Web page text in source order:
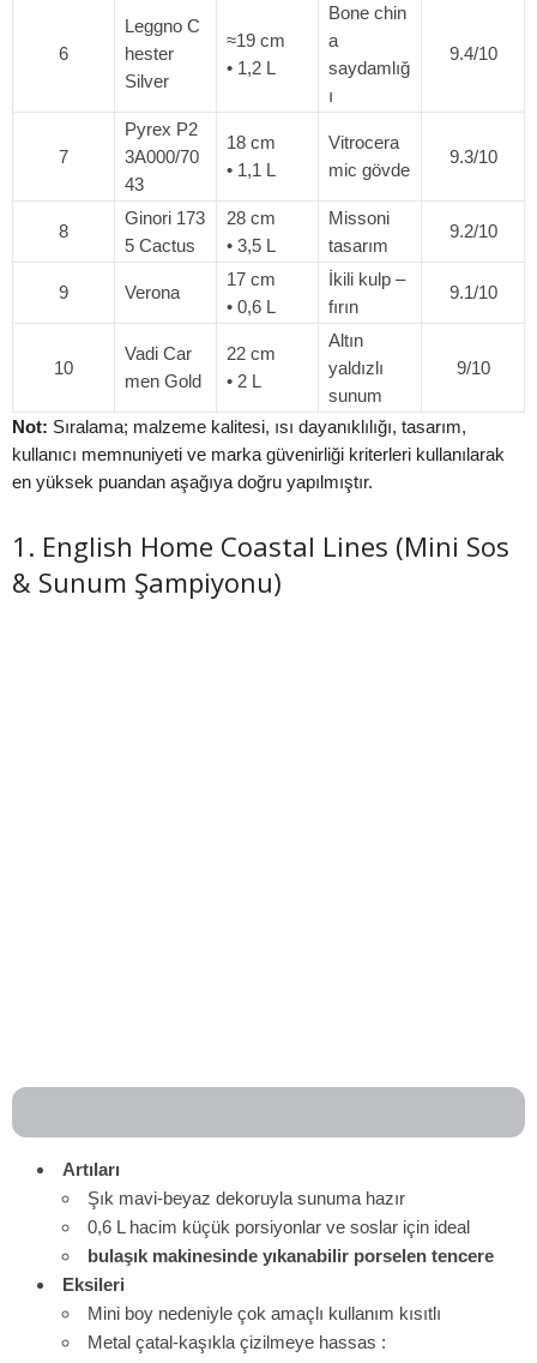
6
Leggno C
hester
Silver
≈19 cm
• 1,2 L
Bone chin
a
saydamlığ
ı
9.4/10
7
Pyrex P2
3A000/70
43
18 cm
• 1,1 L
Vitrocera
mic gövde
9.3/10
8
Ginori 173
5 Cactus
28 cm
• 3,5 L
Missoni
tasarım
9.2/10
9 Verona
17 cm
• 0,6 L
İkili kulp –
fırın
9.1/10
10
Vadi Car
men Gold
22 cm
• 2 L
Altın
yaldızlı
sunum
9/10
Not: Sıralama; malzeme kalitesi, ısı dayanıklılığı, tasarım,
kullanıcı memnuniyeti ve marka güvenirliği kriterleri kullanılarak
en yüksek puandan aşağıya doğru yapılmıştır.
1. English Home Coastal Lines (Mini Sos
& Sunum Şampiyonu)
Artıları
Şık mavi-beyaz dekoruyla sunuma hazır
0,6 L hacim küçük porsiyonlar ve soslar için ideal
bulaşık makinesinde yıkanabilir porselen tencere
Eksileri
Mini boy nedeniyle çok amaçlı kullanım kısıtlı
Metal çatal-kaşıkla çizilmeye hassas :